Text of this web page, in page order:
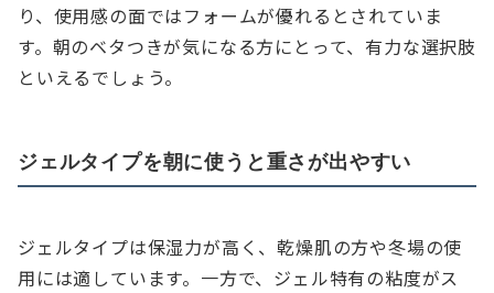
り、使用感の面ではフォームが優れるとされていま
す。朝のベタつきが気になる方にとって、有力な選択肢
といえるでしょう。
ジェルタイプを朝に使うと重さが出やすい
ジェルタイプは保湿力が高く、乾燥肌の方や冬場の使
用には適しています。一方で、ジェル特有の粘度がス